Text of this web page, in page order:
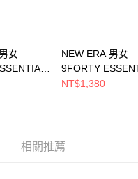
女
紐約洋基
NEW ERA 男女
9FORTY
MLB BASIC 紐約
NT$1,380
相關推薦